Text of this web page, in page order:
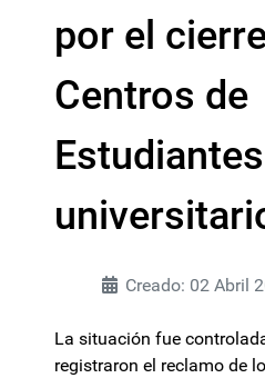
por el
Centros de
Estudiantes
Creado: 02 Abril
La situación fue
registraron el reclamo de